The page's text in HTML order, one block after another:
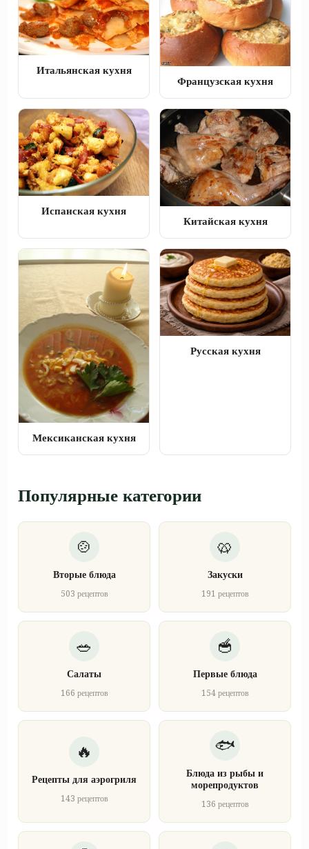
Итальянская кухня
Французская кухня
Испанская кухня
Китайская кухня
Мексиканская кухня
Русская кухня
Популярные категории
Вторые блюда
503 рецептов
Закуски
191 рецептов
Салаты
166 рецептов
Первые блюда
154 рецептов
Рецепты для аэрогриля
143 рецептов
Блюда из рыбы и
морепродуктов
136 рецептов